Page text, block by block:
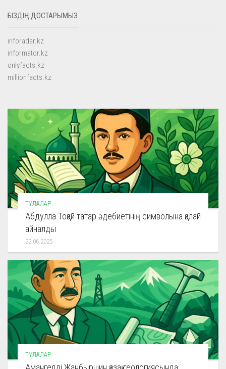
БІЗДІҢ ДОСТАРЫМЫЗ
inforadar.kz
informator.kz
onlyfacts.kz
millionfacts.kz
ТҰЛҒАЛАР
Абдулла Тоқай татар әдебиетінің символына қалай
айналды
22.06.2025
ТҰЛҒАЛАР